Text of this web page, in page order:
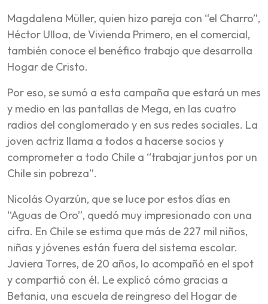
Magdalena Müller, quien hizo pareja con “el Charro”,
Héctor Ulloa, de Vivienda Primero, en el comercial,
también conoce el benéfico trabajo que desarrolla
Hogar de Cristo.
Por eso, se sumó a esta campaña que estará un mes
y medio en las pantallas de Mega, en las cuatro
radios del conglomerado y en sus redes sociales. La
joven actriz llama a todos a hacerse socios y
comprometer a todo Chile a “trabajar juntos por un
Chile sin pobreza”.
Nicolás Oyarzún, que se luce por estos días en
“Aguas de Oro”, quedó muy impresionado con una
cifra. En Chile se estima que más de 227 mil niños,
niñas y jóvenes están fuera del sistema escolar.
Javiera Torres, de 20 años, lo acompañó en el spot
y compartió con él. Le explicó cómo gracias a
Betania, una escuela de reingreso del Hogar de